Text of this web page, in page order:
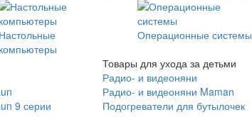
Настольные
компьютеры
Операционные системы
9 серии
Товары для ухода за детьми
Радио- и видеоняни
Радио- и видеоняни Maman
Подогреватели для бутылочек